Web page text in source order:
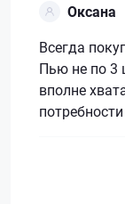
Оксана
Всегда
Пью не по 3
вполне